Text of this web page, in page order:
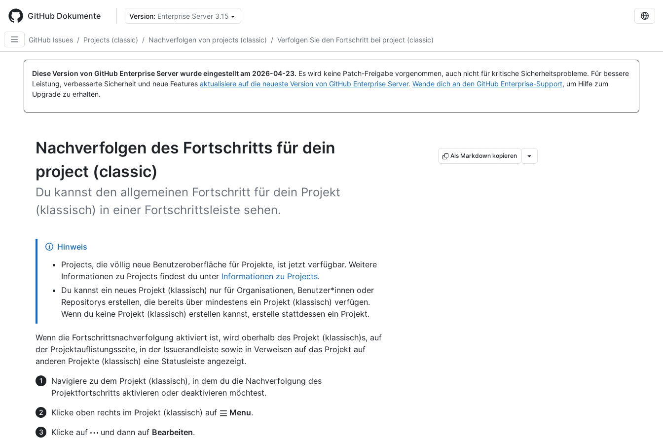
main
content
GitHub Dokumente Version: Enterprise Server 3.15
GitHub Issues / Projects (classic) / Nachverfolgen von projects (classic) / Verfolgen Sie den Fortschritt bei project (classic)
Diese Version von GitHub Enterprise Server wurde eingestellt am 2026-04-23. Es wird keine Patch-Freigabe vorgenommen, auch nicht für kritische Sicherheitsprobleme. Für bessere
Leistung, verbesserte Sicherheit und neue Features aktualisiere auf die neueste Version von GitHub Enterprise Server. Wende dich an den GitHub Enterprise-Support, um Hilfe zum
Upgrade zu erhalten.
Nachverfolgen des Fortschritts für dein
project (classic)
Du kannst den allgemeinen Fortschritt für dein Projekt
(klassisch) in einer Fortschrittsleiste sehen.
Als Markdown kopieren
Hinweis
Projects, die völlig neue Benutzeroberfläche für Projekte, ist jetzt verfügbar. Weitere
Informationen zu Projects findest du unter Informationen zu Projects.
Du kannst ein neues Projekt (klassisch) nur für Organisationen, Benutzer*innen oder
Repositorys erstellen, die bereits über mindestens ein Projekt (klassisch) verfügen.
Wenn du keine Projekt (klassisch) erstellen kannst, erstelle stattdessen ein Projekt.
Wenn die Fortschrittsnachverfolgung aktiviert ist, wird oberhalb des Projekt (klassisch)s, auf
der Projektauflistungsseite, in der Issuerandleiste sowie in Verweisen auf das Projekt auf
anderen Projekte (klassisch) eine Statusleiste angezeigt.
Navigiere zu dem Projekt (klassisch), in dem du die Nachverfolgung des
Projektfortschritts aktivieren oder deaktivieren möchtest.
Klicke oben rechts im Projekt (klassisch) auf
Menu.
Klicke auf
und dann auf Bearbeiten.